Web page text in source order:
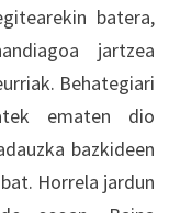
batera,
jartzea
Behategiari
ematen dio
bazkideen
Horrela jardun